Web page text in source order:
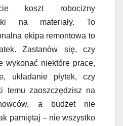
koszt robocizny
na materiały. To
ekipa remontowa to
Zastanów się, czy
wykonać niektóre prace,
układanie płytek, czy
temu zaoszczędzisz na
a budżet nie
pamiętaj – nie wszystko